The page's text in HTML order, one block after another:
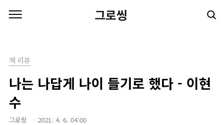
그로씽
책 리뷰
나는 나답게 나이 들기로 했다 - 이현
수
그로씽 2021. 4. 6. 04:00